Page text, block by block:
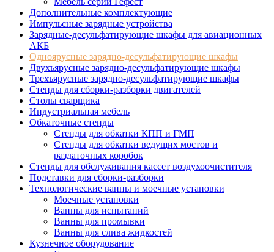
Дополнительные комплектующие
Импульсные зарядные устройства
Зарядные-десульфатирующие шкафы для авиационных
АКБ
Одноярусные зарядно-десульфатирующие шкафы
Двухъярусные зарядно-десульфатирующие шкафы
Трехъярусные зарядно-десульфатирующие шкафы
Стенды для сборки-разборки двигателей
Столы сварщика
Индустриальная мебель
Обкаточные стенды
Стенды для обкатки КПП и ГМП
Стенды для обкатки ведущих мостов и
раздаточных коробок
Стенды для обслуживания кассет воздухоочистителя
Подставки для сборки-разборки
Технологические ванны и моечные установки
Моечные установки
Ванны для испытаний
Ванны для промывки
Ванны для слива жидкостей
Кузнечное оборудование